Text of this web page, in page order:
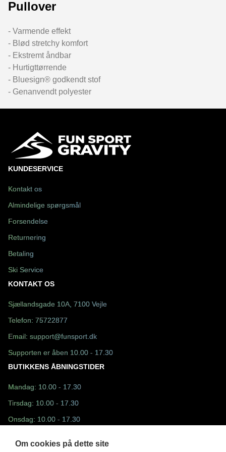
Pullover
- Varmende effekt
- Blød stretchy komfort
- Ekstremt åndbar
- Hurtigttørrende
- Bluesign® godkendt stof
- Genanvendt polyester
KUNDESERVICE
Kontakt os
Almindelige spørgsmål
Forsendelse
Returnering
Betaling
Ski Service
KONTAKT OS
Sjællandsgade 10A, 7100 Vejle
Telefon: 75722877
Email: support@funsport.dk
Supporten er åben 10.00 - 17.30
BUTIKKENS ÅBNINGSTIDER
Mandag: 10.00 - 17.30
Tirsdag: 10.00 - 17.30
Onsdag: 10.00 - 17.30
Om cookies på dette site